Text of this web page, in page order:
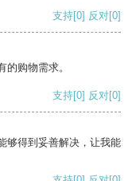
支持[0] 反对[0]
购物需求。
支持[0] 反对[0]
够得到妥善解决，让我能